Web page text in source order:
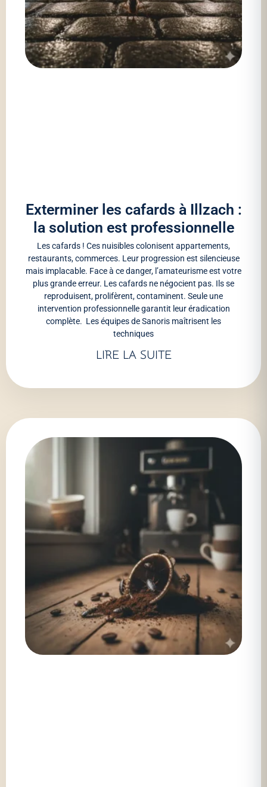
Exterminer les cafards à Illzach :
la solution est professionnelle
Les cafards ! Ces nuisibles colonisent appartements,
restaurants, commerces. Leur progression est silencieuse
mais implacable. Face à ce danger, l’amateurisme est votre
plus grande erreur. Les cafards ne négocient pas. Ils se
reproduisent, prolifèrent, contaminent. Seule une
intervention professionnelle garantit leur éradication
complète. Les équipes de Sanoris maîtrisent les
techniques
LIRE LA SUITE